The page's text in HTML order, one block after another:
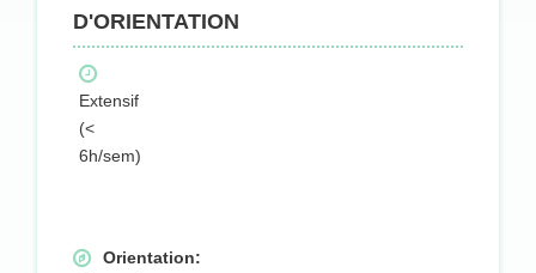
D'ORIENTATION
Extensif
(<
6h/sem)
Orientation: